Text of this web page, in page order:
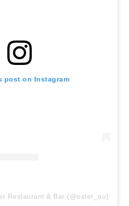
post on Instagram
Restaurant & Bar (@ester_au)